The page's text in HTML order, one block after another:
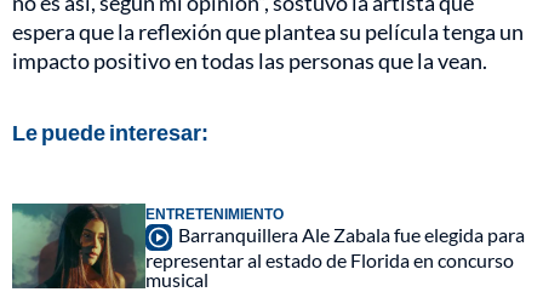
espera que la reflexión que plantea su película tenga un
impacto positivo en todas las personas que la vean.
Le puede interesar:
ENTRETENIMIENTO
Barranquillera Ale Zabala fue elegida para
representar al estado de Florida en concurso
musical